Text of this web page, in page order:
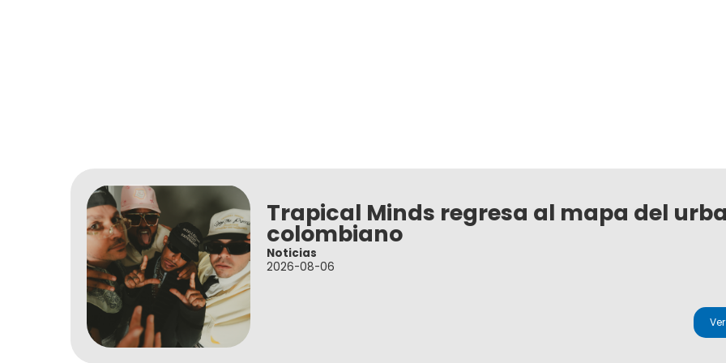
Trapical Minds regresa al mapa del
colombiano
Noticias
2026-08-06